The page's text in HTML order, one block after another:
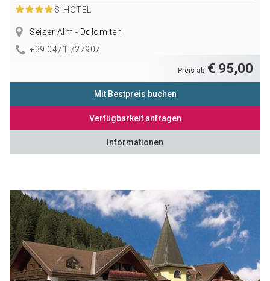
S HOTEL
Seiser Alm - Dolomiten
+39 0471 727907
Preis ab € 95,00
Mit Bestpreis buchen
Verfügbarkeit anfragen
Informationen